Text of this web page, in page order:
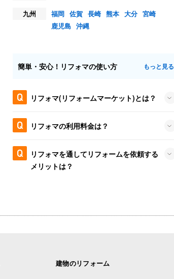
九州
福岡 佐賀 長崎 熊本 大分 宮崎
鹿児島 沖縄
簡単・安心！リフォマの使い方 もっと見る
リフォマ(リフォームマーケット)とは？
リフォマの利用料金は？
リフォマを通してリフォームを依頼する
メリットは？
建物のリフォーム